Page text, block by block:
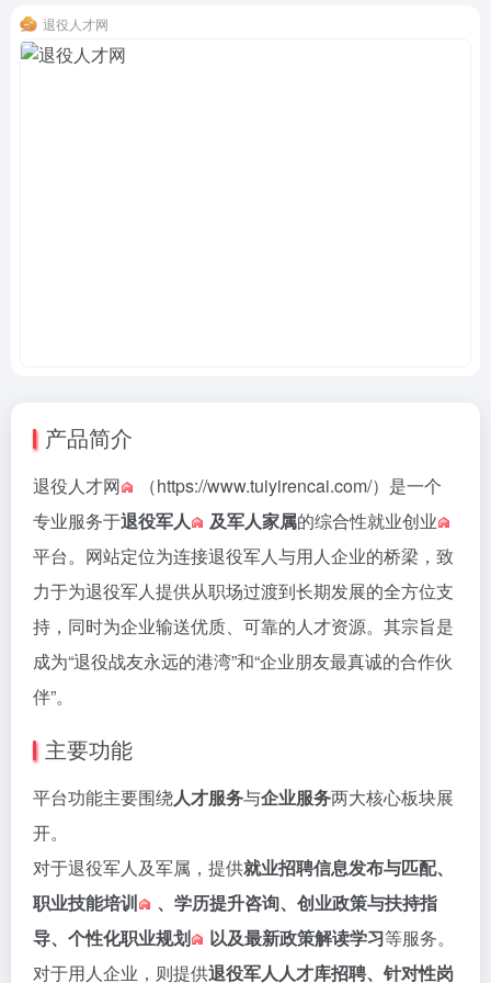
退役人才网
产品简介
退役人才网
（https://www.tuiyirencai.com/）是一个
专业服务于退役军人 及军人家属的综合性就业创业
平台。网站定位为连接退役军人与用人企业的桥梁，致
力于为退役军人提供从职场过渡到长期发展的全方位支
持，同时为企业输送优质、可靠的人才资源。其宗旨是
成为“退役战友永远的港湾”和“企业朋友最真诚的合作伙
伴”。
主要功能
平台功能主要围绕人才服务与企业服务两大核心板块展
开。
对于退役军人及军属，提供就业招聘信息发布与匹配、
职业技能培训
、学历提升咨询、创业政策与扶持指
导、个性化职业规划 以及最新政策解读学习等服务。
对于用人企业，则提供退役军人人才库招聘、针对性岗